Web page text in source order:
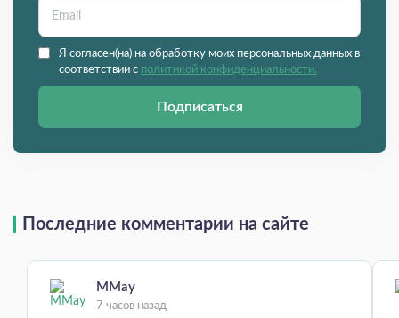
Я согласен(на) на обработку моих персональных данных в
соответствии с политикой конфиденциальности.
Подписаться
Последние комментарии на сайте
MMay
7 часов назад